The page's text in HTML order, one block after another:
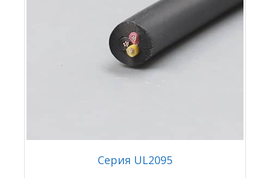
Серия UL2095